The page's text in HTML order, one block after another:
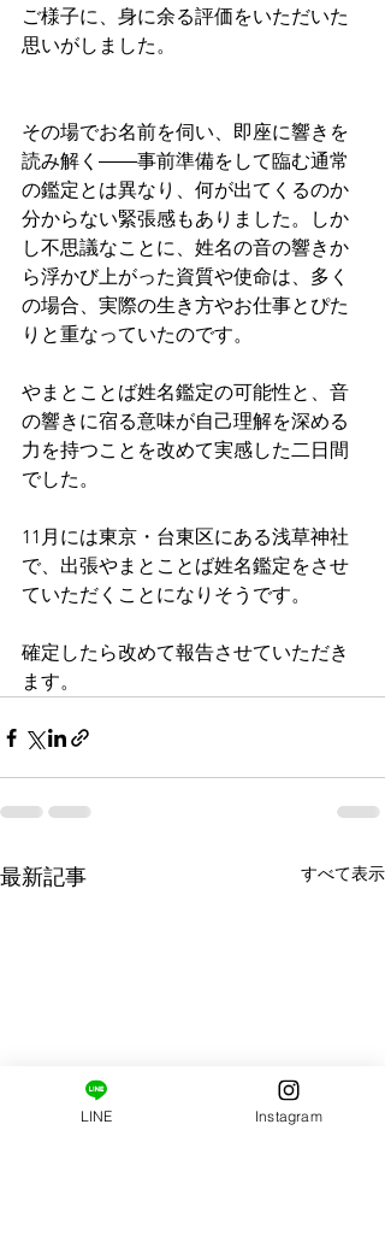
ご様子に、身に余る評価をいただいた
思いがしました。
その場でお名前を伺い、即座に響きを
読み解く――事前準備をして臨む通常
の鑑定とは異なり、何が出てくるのか
分からない緊張感もありました。しか
し不思議なことに、姓名の音の響きか
ら浮かび上がった資質や使命は、多く
の場合、実際の生き方やお仕事とぴた
りと重なっていたのです。
やまとことば姓名鑑定の可能性と、音
の響きに宿る意味が自己理解を深める
力を持つことを改めて実感した二日間
でした。
11月には東京・台東区にある浅草神社
で、出張やまとことば姓名鑑定をさせ
ていただくことになりそうです。
確定したら改めて報告させていただき
ます。
最新記事 すべて表示
LINE Instagram